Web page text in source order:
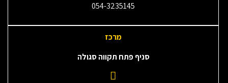
054-3235145‎
מרכז
סניף פתח תקווה סגולה